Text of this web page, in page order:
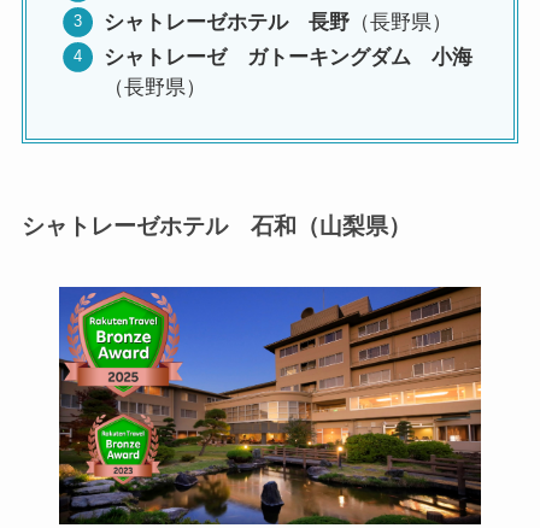
シャトレーゼホテル 長野（長野県）
シャトレーゼ ガトーキングダム 小海
（長野県）
シャトレーゼホテル 石和（山梨県）